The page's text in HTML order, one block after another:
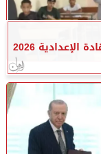
2026